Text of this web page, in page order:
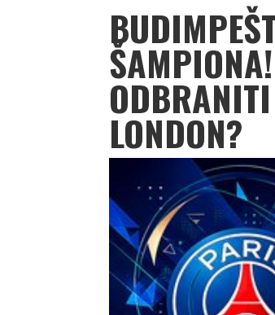
LONDON?